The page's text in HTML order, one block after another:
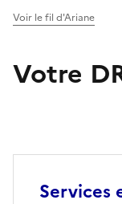
Voir le fil d'Ariane
Votre
Services